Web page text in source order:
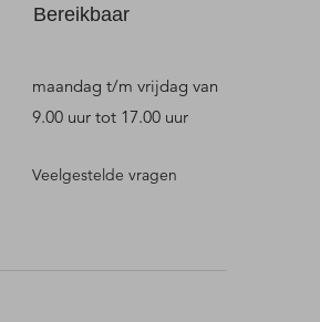
Bereikbaar
maandag t/m vrijdag van
9.00 uur tot 17.00 uur
Veelgestelde vragen